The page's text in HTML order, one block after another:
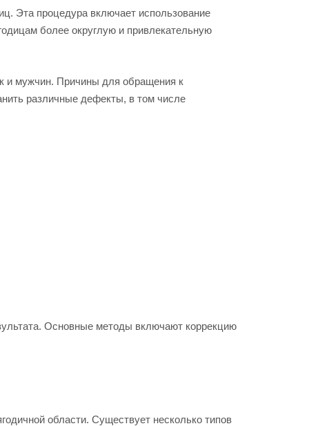
Эта процедура включает использование
более округлую и привлекательную
и мужчин. Причины для обращения к
различные дефекты, в том числе
Основные методы включают коррекцию
области. Существует несколько типов